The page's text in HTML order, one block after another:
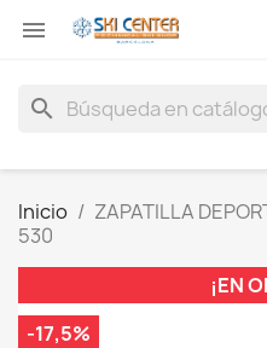

search
Inicio
ZAPATILLA
530
¡EN
-17,5%